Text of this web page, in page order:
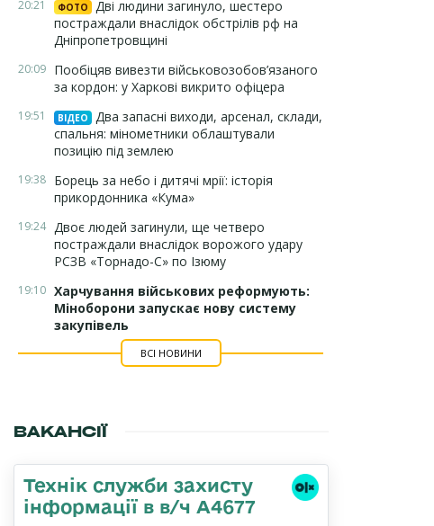
20:21 ФОТО
Дві людини загинуло, шестеро
постраждали внаслідок обстрілів рф на
Дніпропетровщині
20:09 Пообіцяв вивезти військовозобов’язаного
за кордон: у Харкові викрито офіцера
19:51 ВІДЕО
Два запасні виходи, арсенал, склади,
спальня: мінометники облаштували
позицію під землею
19:38 Борець за небо і дитячі мрії: історія
прикордонника «Кума»
19:24 Двоє людей загинули, ще четверо
постраждали внаслідок ворожого удару
РСЗВ «Торнадо-С» по Ізюму
19:10 Харчування військових реформують:
Міноборони запускає нову систему
закупівель
ВСІ НОВИНИ
ВАКАНСІЇ
Технік служби захисту
інформації в в/ч А4677